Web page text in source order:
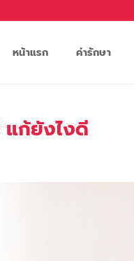
หน้าแรก ค่ารักษา
แก้ยังไงดี